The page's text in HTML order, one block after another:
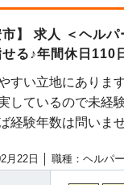
市】 求人 ＜ヘル
せる♪年間休日
すい立地にあります
しているので未経
経験年数は問いま
月22日 │ 職種：ヘルパー